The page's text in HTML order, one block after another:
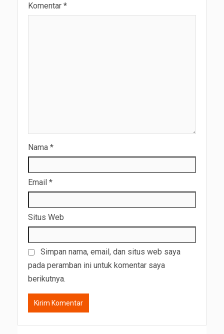
Komentar *
Nama *
Email *
Situs Web
Simpan nama, email, dan situs web saya
pada peramban ini untuk komentar saya
berikutnya.